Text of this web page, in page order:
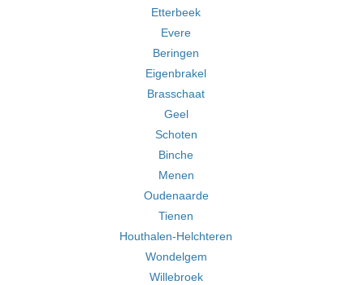
Etterbeek
Evere
Beringen
Eigenbrakel
Brasschaat
Geel
Schoten
Binche
Menen
Oudenaarde
Tienen
Houthalen-Helchteren
Wondelgem
Willebroek